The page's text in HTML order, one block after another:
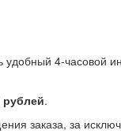
удобный 4-часовой
рублей.
заказа, за